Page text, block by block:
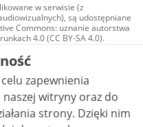
w serwisie (z
są udostępniane
Commons: uznanie autorstwa
4.0 (CC BY-SA 4.0).
w tym zdjęcia, materiały
na licencji typu
autorstwa użycie
zależnych 4.0 (CC BY-
to stwierdzone inaczej.
zapewnienia
witryny oraz do
Dzięki nim